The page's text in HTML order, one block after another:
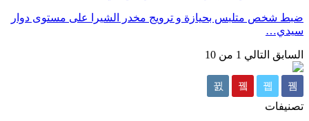
ضبط شخص متلبس بحيازة و ترويج مخدر الشيرا على مستوى دوار
سيدي…
السابق التالي 1 من 10
تصنيفات